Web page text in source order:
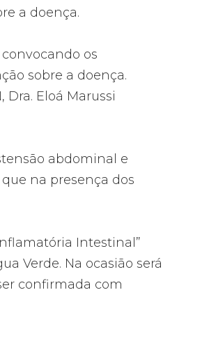
a doença.
os
sobre a doença.
Eloá Marussi
abdominal e
na presença dos
Intestinal”
Verde. Na ocasião será
confirmada com